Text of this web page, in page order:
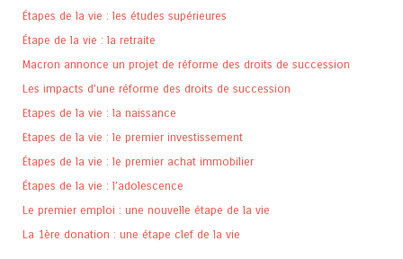
Étapes de la vie : les études supérieures
Étape de la vie : la retraite
Macron annonce un projet de réforme des droits de succession
Les impacts d’une réforme des droits de succession
Etapes de la vie : la naissance
Etapes de la vie : le premier investissement
Étapes de la vie : le premier achat immobilier
Étapes de la vie : l’adolescence
Le premier emploi : une nouvelle étape de la vie
La 1ère donation : une étape clef de la vie